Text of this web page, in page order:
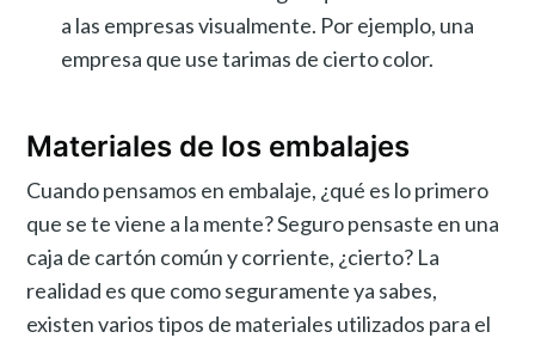
a las empresas visualmente. Por ejemplo, una
empresa que use tarimas de cierto color.
Materiales de los embalajes
Cuando pensamos en embalaje, ¿qué es lo primero
que se te viene a la mente? Seguro pensaste en una
caja de cartón común y corriente, ¿cierto? La
realidad es que como seguramente ya sabes,
existen varios tipos de materiales utilizados para el